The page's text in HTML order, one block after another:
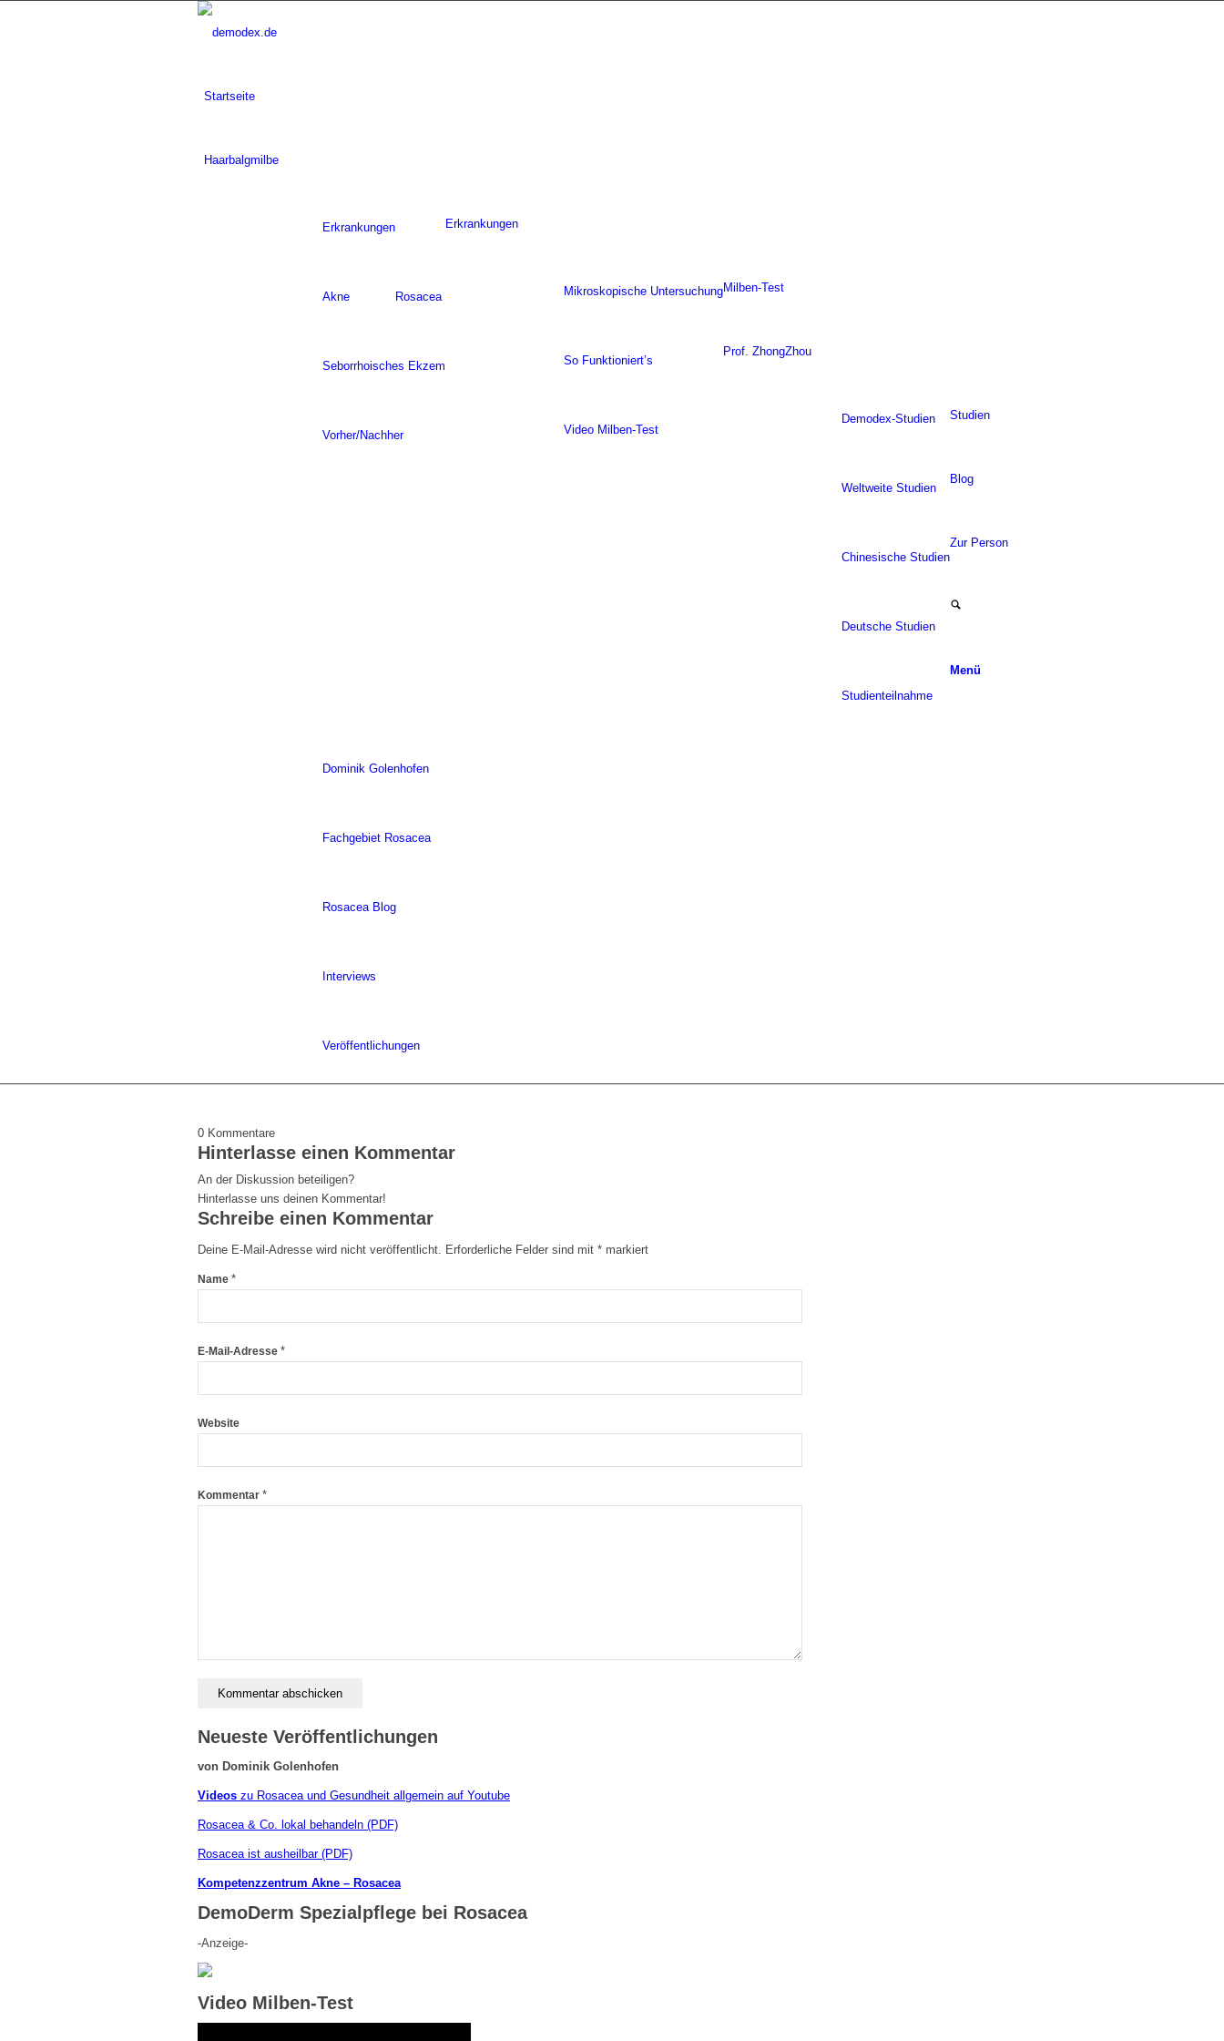
Startseite
Haarbalgmilbe
Erkrankungen
Erkrankungen
Akne Rosacea
Seborrhoisches Ekzem
Vorher/Nachher
Milben-Test
Mikroskopische Untersuchung
So Funktioniert’s
Video Milben-Test
Prof. ZhongZhou
Studien
Demodex-Studien
Weltweite Studien
Chinesische Studien
Deutsche Studien
Studienteilnahme
Blog
Zur Person
Dominik Golenhofen
Fachgebiet Rosacea
Rosacea Blog
Interviews
Veröffentlichungen
Menü
0 Kommentare
Hinterlasse einen Kommentar
An der Diskussion beteiligen?
Hinterlasse uns deinen Kommentar!
Schreibe einen Kommentar
Deine E-Mail-Adresse wird nicht veröffentlicht. Erforderliche Felder sind mit * markiert
Name *
E-Mail-Adresse *
Website
Kommentar *
Neueste Veröffentlichungen
von Dominik Golenhofen
Videos zu Rosacea und Gesundheit allgemein auf Youtube
Rosacea & Co. lokal behandeln (PDF)
Rosacea ist ausheilbar (PDF)
Kompetenzzentrum Akne – Rosacea
DemoDerm Spezialpflege bei Rosacea
-Anzeige-
Video Milben-Test